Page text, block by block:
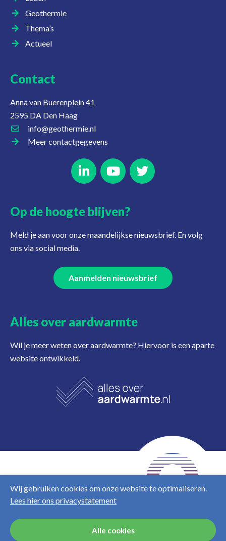
Wij gebruiken cookies om onze website te optimaliseren.
Lees hier ons privacystatement
Alle cookies
Geothermie
Thema’s
Actueel
Contact
Anna van Buerenplein 41
2595 DA Den Haag
info@geothermie.nl
Meer contactgegevens
Op de hoogte blijven?
Meld je aan voor onze maandelijkse nieuwsbrief. En volg
ons via social media.
Aanmelden nieuwsbrief
Alles over aardwarmte
Wil je meer weten over aardwarmte? Hiervoor is een aparte
website ontwikkeld.
cookies